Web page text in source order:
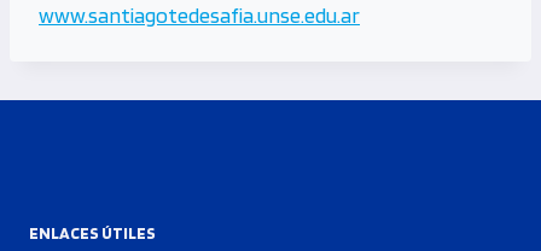
www.santiagotedesafia.unse.edu.ar
ENLACES ÚTILES